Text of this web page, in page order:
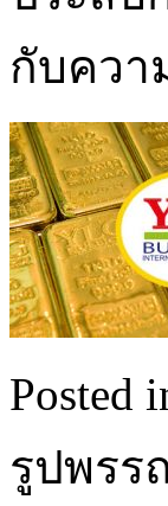
กับควา
Posted
รูปพร